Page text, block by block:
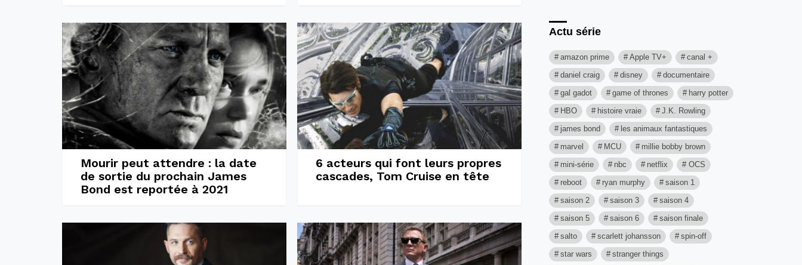
Mourir peut attendre : la date
de sortie du prochain James
Bond est reportée à 2021
6 acteurs qui font leurs propres
cascades, Tom Cruise en tête
Actu série
amazon prime Apple TV+
canal +
daniel craig
disney
documentaire
gal gadot
game of thrones
harry potter
HBO
histoire vraie
J.K. Rowling
james bond
les animaux fantastiques
marvel
MCU
millie bobby brown
mini-série
nbc netflix
OCS
reboot
ryan murphy
saison 1
saison 2
saison 3
saison 4
saison 5
saison 6
saison finale
salto
scarlett johansson
spin-off
star wars
stranger things